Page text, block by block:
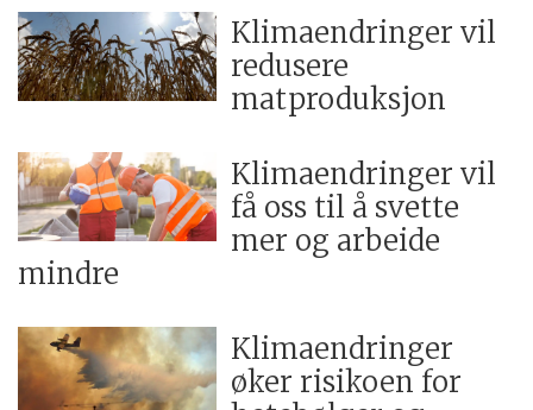
Klimaendringer vil
redusere
matproduksjon
Klimaendringer vil
få oss til å svette
mer og arbeide
mindre
Klimaendringer
øker risikoen for